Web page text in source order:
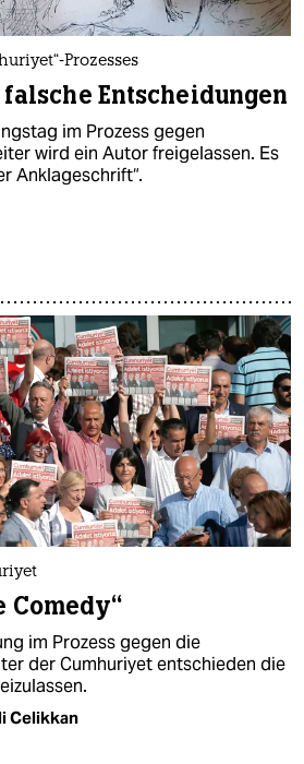
Prozesses
Entscheidungen
im Prozess gegen
wird ein Autor freigelassen. Es
Anklageschrift“.
Comedy“
im Prozess gegen die
der Cumhuriyet entschieden die
Celikkan